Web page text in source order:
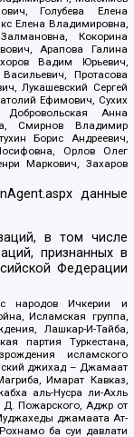
Голубева Елена
Елена Владимировна,
Кокорина
Арапова Галина
Вадим Юрьевич,
Протасова
Лукашевский Сергей
Ефимович, Сухих
Анна
Смирнов Владимир
Борис Андреевич,
Орлов Олег
Маркович, Захаров
данные
в том числе
признанных в
Федерации
народов Ичкерии и
Исламская группа,
Лашкар-И-Тайба,
партия Туркестана,
исламского
джихад – Джамаат
Имарат Кавказ,
аль-Нусра ли-Ахль
Пожарского, Аджр от
джамаата Ат-
ба суи давлати